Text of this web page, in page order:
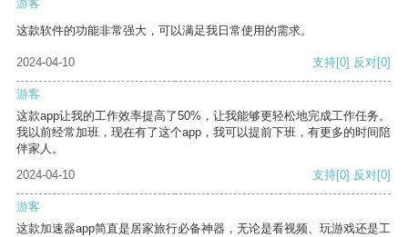
游客
这款软件的功能非常强大，可以满足我日常使用的需求。
2024-04-10 支持[0] 反对[0]
游客
这款app让我的工作效率提高了50%，让我能够更轻松地完成工作任务。
我以前经常加班，现在有了这个app，我可以提前下班，有更多的时间陪
伴家人。
2024-04-10
支持[0] 反对[0]
游客
这款加速器app简直是居家旅行必备神器，无论是看视频、玩游戏还是工